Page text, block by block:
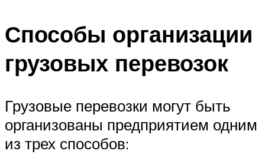
Способы организации
грузовых перевозок
Грузовые перевозки могут быть
организованы предприятием одним
из трех способов: